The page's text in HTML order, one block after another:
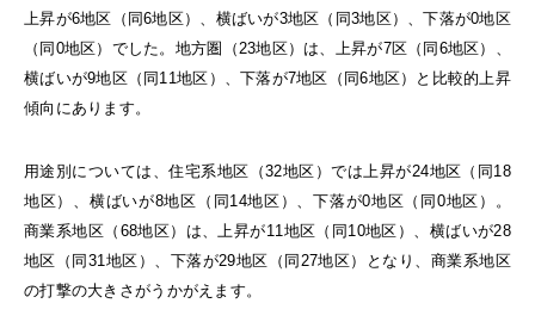
上昇が6地区（同6地区）、横ばいが3地区（同3地区）、下落が0地区
（同0地区）でした。 地方圏（23地区）は、上昇が7区（同6地区）、
横ばいが9地区（同11地区）、下落が7地区（同6地区）と比較的上昇
傾向にあります。
用途別については、住宅系地区（32地区）では上昇が24地区（同18
地区）、横ばいが8地区（同14地区）、下落が0地区（同0地区）。
商業系地区（68地区）は、上昇が11地区（同10地区）、横ばいが28
地区（同31地区）、下落が29地区（同27地区）となり、商業系地区
の打撃の大きさがうかがえます。